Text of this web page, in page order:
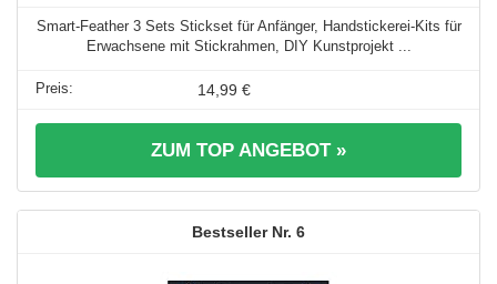
Smart-Feather 3 Sets Stickset für Anfänger, Handstickerei-Kits für
Erwachsene mit Stickrahmen, DIY Kunstprojekt ...
14,99 €
ZUM TOP ANGEBOT »
6